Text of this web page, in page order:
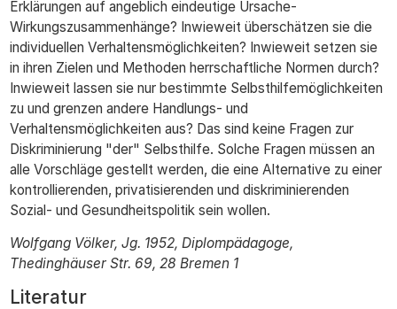
Erklärungen auf angeblich eindeutige Ursache-
Wirkungszusammenhänge? Inwieweit überschätzen sie die
individuellen Verhaltensmöglichkeiten? Inwieweit setzen sie
in ihren Zielen und Methoden herrschaftliche Normen durch?
Inwieweit lassen sie nur bestimmte Selbsthilfemöglichkeiten
zu und grenzen andere Handlungs- und
Verhaltensmöglichkeiten aus? Das sind keine Fragen zur
Diskriminierung "der" Selbsthilfe. Solche Fragen müssen an
alle Vorschläge gestellt werden, die eine Alternative zu einer
kontrollierenden, privatisierenden und diskriminierenden
Sozial- und Gesundheitspolitik sein wollen.
Wolfgang Völker, Jg. 1952, Diplompädagoge,
Thedinghäuser Str. 69, 28 Bremen 1
Literatur